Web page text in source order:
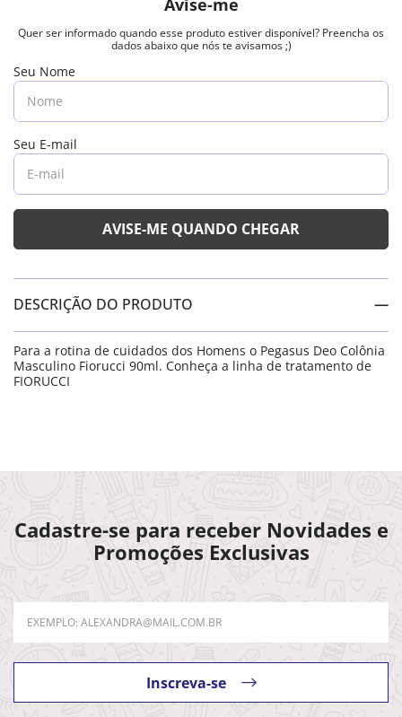
DESCRIÇÃO DO PRODUTO
Para a rotina de cuidados dos Homens o Pegasus Deo Colônia
Masculino Fiorucci 90ml. Conheça a linha de tratamento de
FIORUCCI
Cadastre-se para receber Novidades e
Promoções Exclusivas
Inscreva-se